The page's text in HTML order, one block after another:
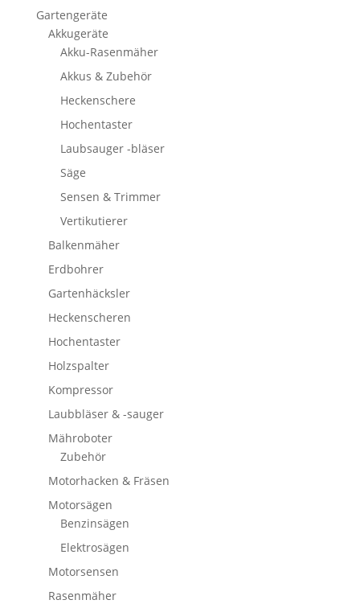
Gartengeräte
Akkugeräte
Akku-Rasenmäher
Akkus & Zubehör
Heckenschere
Hochentaster
Laubsauger -bläser
Säge
Sensen & Trimmer
Vertikutierer
Balkenmäher
Erdbohrer
Gartenhäcksler
Heckenscheren
Hochentaster
Holzspalter
Kompressor
Laubbläser & -sauger
Mähroboter
Zubehör
Motorhacken & Fräsen
Motorsägen
Benzinsägen
Elektrosägen
Motorsensen
Rasenmäher